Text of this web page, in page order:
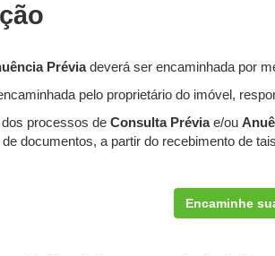
Préviadeverá ser encaminhada por
pelo proprietário do imóvel,
processos de Consulta Préviae/ou
documentos, a partir do recebimento de
Encaminhe